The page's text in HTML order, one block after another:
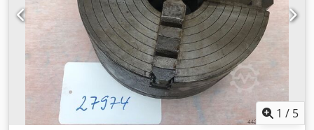
1 / 5